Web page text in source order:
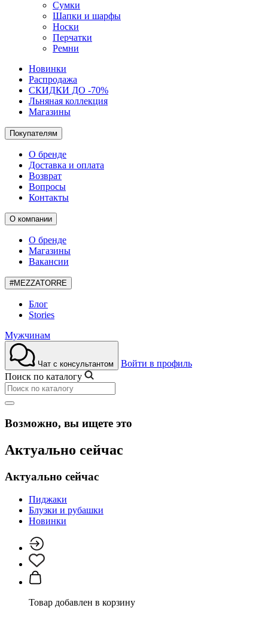
Сумки
Шапки и шарфы
Носки
Перчатки
Ремни
Новинки
Распродажа
СКИДКИ ДО -70%
Льняная коллекция
Магазины
Покупателям
О бренде
Доставка и оплата
Возврат
Вопросы
Контакты
О компании
О бренде
Магазины
Вакансии
#MEZZATORRE
Блог
Stories
Мужчинам
Чат с консультантом
Войти в профиль
Поиск по каталогу
Возможно, вы ищете это
Актуально сейчас
Актуально сейчас
Пиджаки
Блузки и рубашки
Новинки
Товар добавлен в корзину